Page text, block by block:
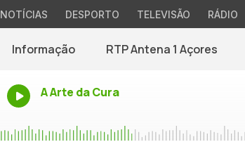
NOTÍCIAS DESPORTO TELEVISÃO RÁDIO
Informação RTP Antena 1 Açores
A Arte da Cura